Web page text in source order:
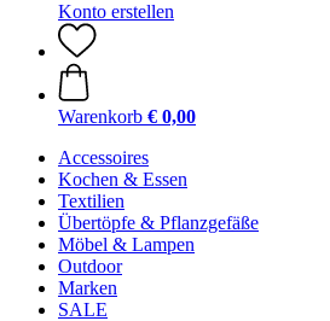
Konto erstellen
Warenkorb € 0,00
Accessoires
Kochen & Essen
Textilien
Übertöpfe & Pflanzgefäße
Möbel & Lampen
Outdoor
Marken
SALE